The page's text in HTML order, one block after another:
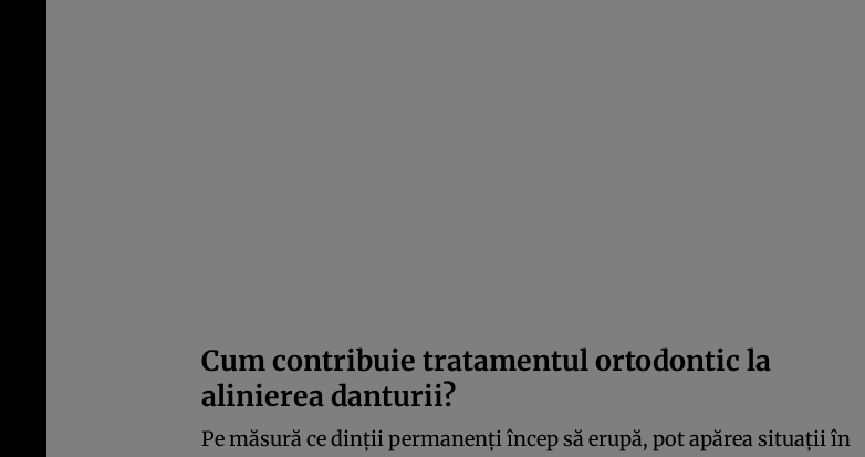
Cum contribuie tratamentul ortodontic la
alinierea danturii?
Pe măsură ce dinții permanenți încep să erupă, pot apărea situații în